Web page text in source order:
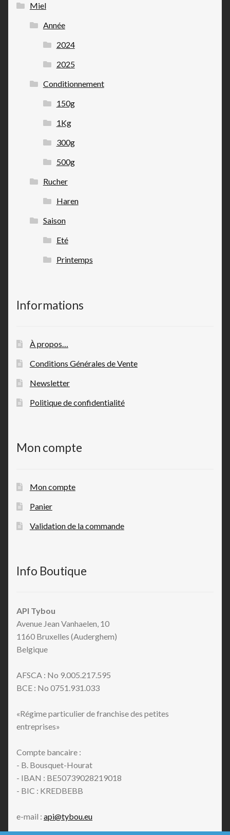
Miel
Année
2024
2025
Conditionnement
150g
1Kg
300g
500g
Rucher
Haren
Saison
Eté
Printemps
Informations
À propos…
Conditions Générales de Vente
Newsletter
Politique de confidentialité
Mon compte
Mon compte
Panier
Validation de la commande
Info Boutique
API Tybou
Avenue Jean Vanhaelen, 10
1160 Bruxelles (Auderghem)
Belgique
AFSCA : No 9.005.217.595
BCE : No 0751.931.033
«Régime particulier de franchise des petites
entreprises»
Compte bancaire :
- B. Bousquet-Hourat
- IBAN : BE50739028219018
- BIC : KREDBEBB
e-mail : api@tybou.eu